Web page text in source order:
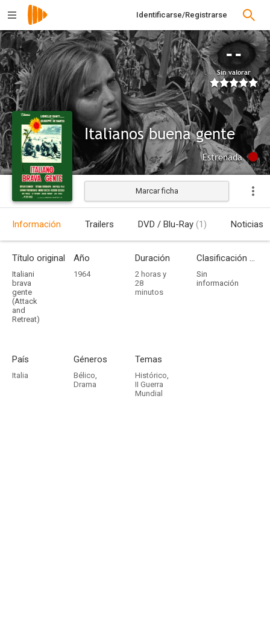
Identificarse/Registrarse
--
Sin valorar
Italianos buena gente
Estrenada
Marcar ficha
Información Trailers DVD / Blu-Ray (1) Noticias
Título original
Italiani
brava
gente
(Attack
and
Retreat)
Año
1964
Duración
2 horas y
28
minutos
Clasificación por edades
Sin
información
País
Italia
Géneros
Bélico,
Drama
Temas
Histórico,
II Guerra
Mundial